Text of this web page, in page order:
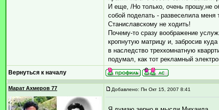
И еще, /Но только, очень прошу,не
собой поделать - развеселила
Станиславскому не ходить!
Почему-то сразу воображение
кропнутую матрицу и, забросив
в наследство трехкомнатную
подумал, как тот рекламный
Вернуться к началу
Марат Ахмеров 77 Добавлено: Пн Окт 15, 2007 8:41